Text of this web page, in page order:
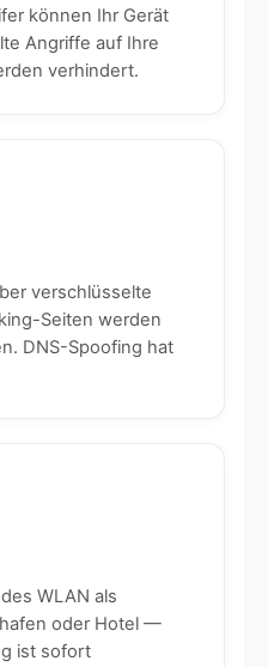
können Ihr Gerät
Angriffe auf Ihre
verhindert.
verschlüsselte
Seiten werden
DNS-Spoofing hat
WLAN als
oder Hotel —
ist sofort